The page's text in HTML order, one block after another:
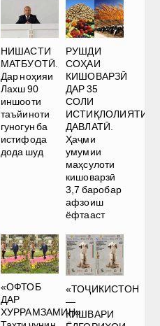
НИШАСТИ
МАТБУОТӢ.
Дар ноҳияи
Лахш 90
иншооти
таъйиноти
гуногун ба
истифода
дода шуд
РУШДИ
СОҲАИ
КИШОВАРЗӢ
ДАР 35
СОЛИ
ИСТИҚЛОЛИЯТИ
ДАВЛАТӢ.
Ҳаҷми
умумии
маҳсулоти
кишоварзӣ
3,7 баробар
афзоиш
ёфтааст
«ОФТОБ
ДАР
ХУРРАМЗАМИН».
«ТОҶИКИСТОН
—
КИШВАРИ